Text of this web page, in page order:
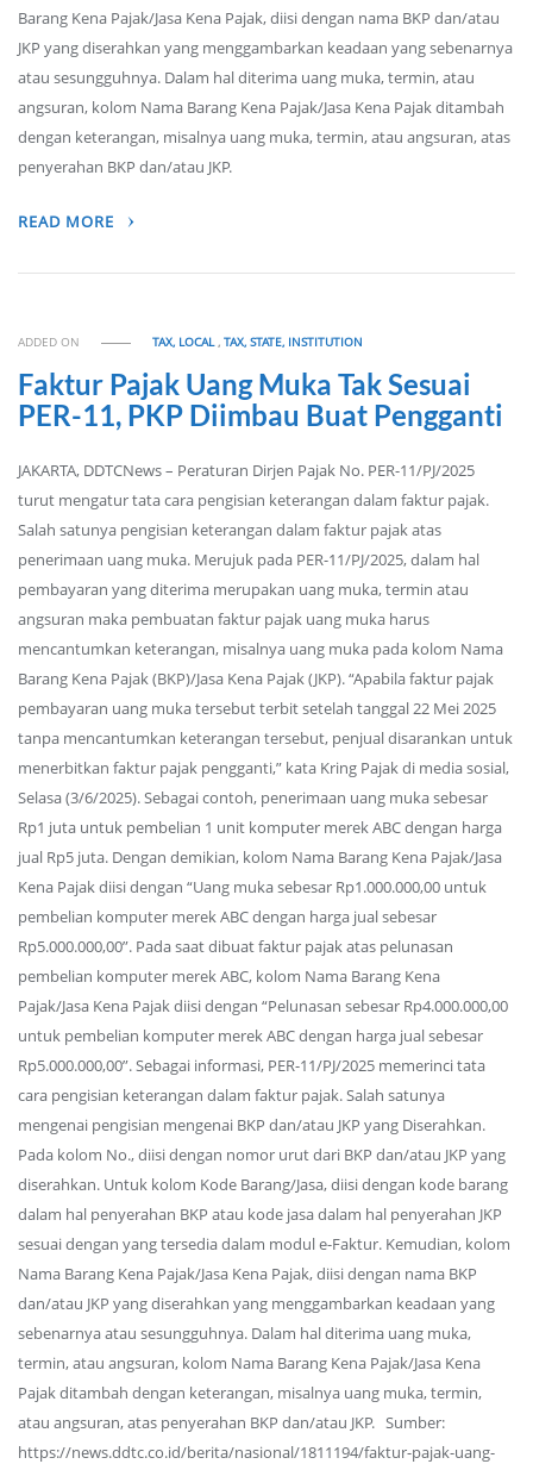
Barang Kena Pajak/Jasa Kena Pajak, diisi dengan nama BKP dan/atau
JKP yang diserahkan yang menggambarkan keadaan yang sebenarnya
atau sesungguhnya. Dalam hal diterima uang muka, termin, atau
angsuran, kolom Nama Barang Kena Pajak/Jasa Kena Pajak ditambah
dengan keterangan, misalnya uang muka, termin, atau angsuran, atas
penyerahan BKP dan/atau JKP.
READ MORE
ADDED ON TAX, LOCAL,TAX, STATE, INSTITUTION
Faktur Pajak Uang Muka Tak Sesuai
PER-11, PKP Diimbau Buat Pengganti
JAKARTA, DDTCNews – Peraturan Dirjen Pajak No. PER-11/PJ/2025
turut mengatur tata cara pengisian keterangan dalam faktur pajak.
Salah satunya pengisian keterangan dalam faktur pajak atas
penerimaan uang muka. Merujuk pada PER-11/PJ/2025, dalam hal
pembayaran yang diterima merupakan uang muka, termin atau
angsuran maka pembuatan faktur pajak uang muka harus
mencantumkan keterangan, misalnya uang muka pada kolom Nama
Barang Kena Pajak (BKP)/Jasa Kena Pajak (JKP). “Apabila faktur pajak
pembayaran uang muka tersebut terbit setelah tanggal 22 Mei 2025
tanpa mencantumkan keterangan tersebut, penjual disarankan untuk
menerbitkan faktur pajak pengganti,” kata Kring Pajak di media sosial,
Selasa (3/6/2025). Sebagai contoh, penerimaan uang muka sebesar
Rp1 juta untuk pembelian 1 unit komputer merek ABC dengan harga
jual Rp5 juta. Dengan demikian, kolom Nama Barang Kena Pajak/Jasa
Kena Pajak diisi dengan “Uang muka sebesar Rp1.000.000,00 untuk
pembelian komputer merek ABC dengan harga jual sebesar
Rp5.000.000,00”. Pada saat dibuat faktur pajak atas pelunasan
pembelian komputer merek ABC, kolom Nama Barang Kena
Pajak/Jasa Kena Pajak diisi dengan “Pelunasan sebesar Rp4.000.000,00
untuk pembelian komputer merek ABC dengan harga jual sebesar
Rp5.000.000,00”. Sebagai informasi, PER-11/PJ/2025 memerinci tata
cara pengisian keterangan dalam faktur pajak. Salah satunya
mengenai pengisian mengenai BKP dan/atau JKP yang Diserahkan.
Pada kolom No., diisi dengan nomor urut dari BKP dan/atau JKP yang
diserahkan. Untuk kolom Kode Barang/Jasa, diisi dengan kode barang
dalam hal penyerahan BKP atau kode jasa dalam hal penyerahan JKP
sesuai dengan yang tersedia dalam modul e-Faktur. Kemudian, kolom
Nama Barang Kena Pajak/Jasa Kena Pajak, diisi dengan nama BKP
dan/atau JKP yang diserahkan yang menggambarkan keadaan yang
sebenarnya atau sesungguhnya. Dalam hal diterima uang muka,
termin, atau angsuran, kolom Nama Barang Kena Pajak/Jasa Kena
Pajak ditambah dengan keterangan, misalnya uang muka, termin,
atau angsuran, atas penyerahan BKP dan/atau JKP. Sumber:
https://news.ddtc.co.id/berita/nasional/1811194/faktur-pajak-uang-